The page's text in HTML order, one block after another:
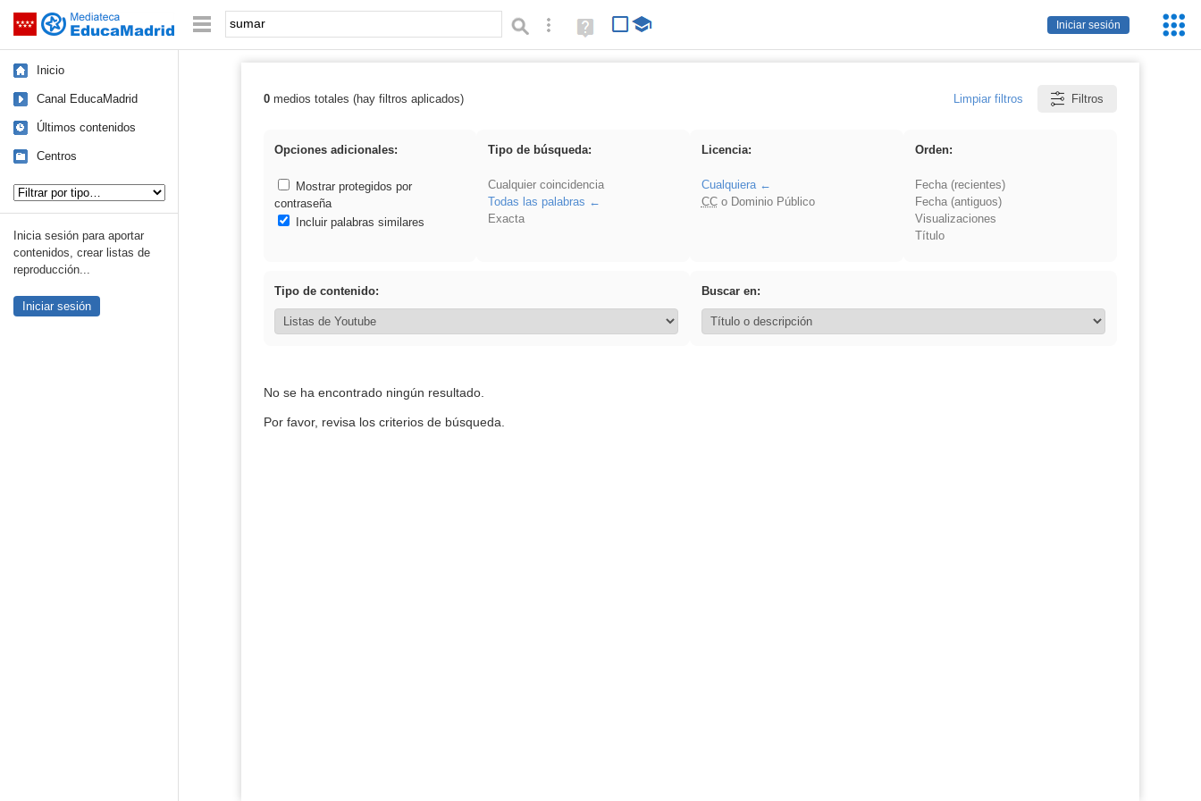
Saltar navegación
Iniciar sesión
Palabra o frase: Búsqueda avanzada
Ayuda
(en
Inicio
Canal EducaMadrid
Últimos contenidos
Centros
Inicia sesión para aportar
contenidos, crear listas de
reproducción...
Iniciar sesión
Resultados de: sumar
0medios totales (hay filtros aplicados) Limpiar filtros Filtros
Opciones adicionales:
Mostrar protegidos por
contraseña
Incluir palabras similares
Tipo de búsqueda:
Cualquier coincidencia
Todas las palabras
Exacta
Licencia:
Cualquiera
CCo Dominio Público
Orden:
Fecha (recientes)
Fecha (antiguos)
Visualizaciones
Título
Tipo de contenido: Buscar en:
No se ha encontrado ningún resultado.
Por favor, revisa los criterios de búsqueda.